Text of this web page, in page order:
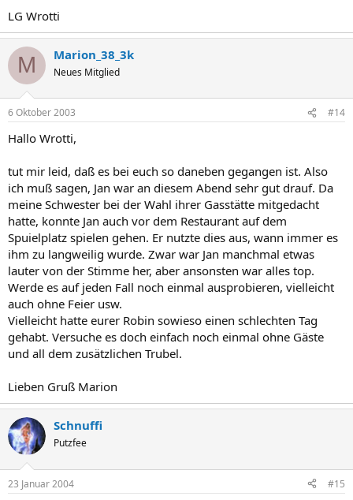
LG Wrotti
M Marion_38_3k
Neues Mitglied
6 Oktober 2003 #14
Hallo Wrotti,
tut mir leid, daß es bei euch so daneben gegangen ist. Also
ich muß sagen, Jan war an diesem Abend sehr gut drauf. Da
meine Schwester bei der Wahl ihrer Gasstätte mitgedacht
hatte, konnte Jan auch vor dem Restaurant auf dem
Spuielplatz spielen gehen. Er nutzte dies aus, wann immer es
ihm zu langweilig wurde. Zwar war Jan manchmal etwas
lauter von der Stimme her, aber ansonsten war alles top.
Werde es auf jeden Fall noch einmal ausprobieren, vielleicht
auch ohne Feier usw.
Vielleicht hatte eurer Robin sowieso einen schlechten Tag
gehabt. Versuche es doch einfach noch einmal ohne Gäste
und all dem zusätzlichen Trubel.
Lieben Gruß Marion
Schnuffi
Putzfee
23 Januar 2004 #15